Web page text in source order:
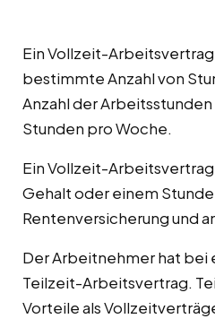
Ein Vollzeit-
bestimmte Anzahl von
Anzahl der
Stunden pro Woche.
Ein Vollzeit-
Gehalt oder einem
Rentenversicherung und
Der Arbeitnehmer hat bei
Teilzeit-Arbeitsvertrag.
Vorteile als